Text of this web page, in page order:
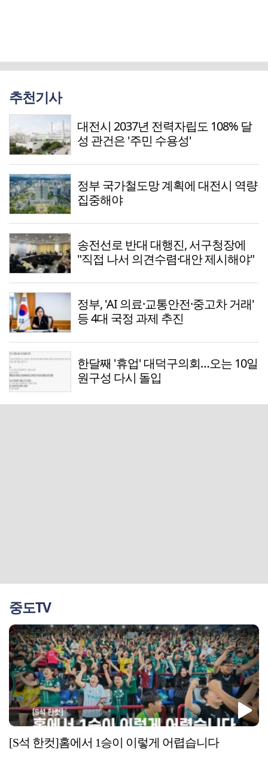
추천기사
대전시 2037년 전력자립도 108% 달
성 관건은 '주민 수용성'
정부 국가철도망 계획에 대전시 역량
집중해야
송전선로 반대 대행진, 서구청장에
"직접 나서 의견수렴·대안 제시해야"
정부, 'AI 의료·교통안전·중고차 거래'
등 4대 국정 과제 추진
한달째 '휴업' 대덕구의회…오는 10일
원구성 다시 돌입
중도TV
[S석 한컷]홈에서 1승이 이렇게 어렵습니다